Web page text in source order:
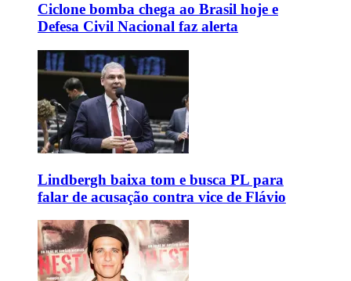
Ciclone bomba chega ao Brasil hoje e
Defesa Civil Nacional faz alerta
Lindbergh baixa tom e busca PL para
falar de acusação contra vice de Flávio